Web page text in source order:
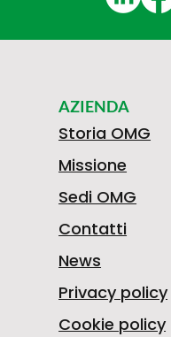
AZIENDA
Storia OMG
Missione
Sedi OMG
Contatti
News
Privacy policy
Cookie policy